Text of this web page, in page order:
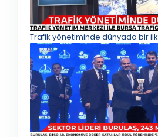
Trafik yönetiminde dünyada bir ilk